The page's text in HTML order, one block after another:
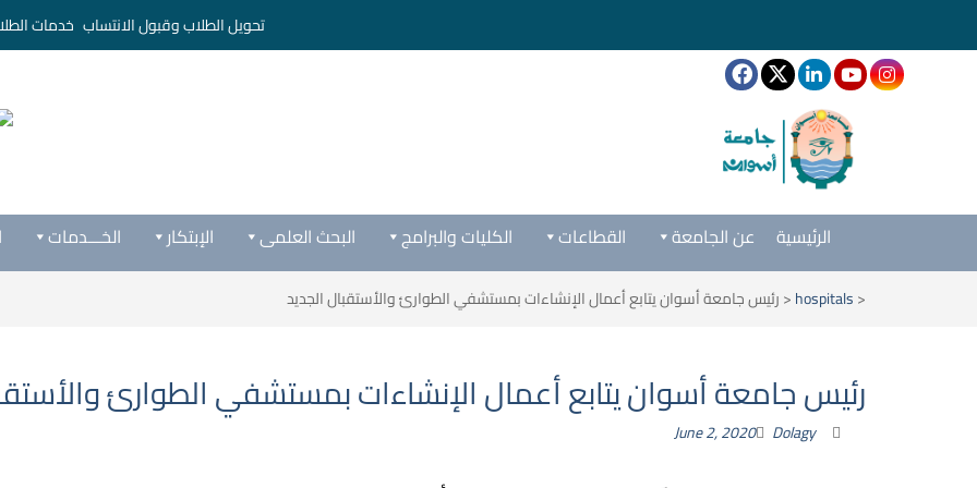
تحويل الطلاب وقبول الانتساب خدمات
الخـــدمات الإبتكار البحث العلمى الكليات والبرامج القطاعات عن الجامعة الرئيسية
<
hospitals
<رئيس جامعة أسوان يتابع أعمال الإنشاءات بمستشفي الطوارئ والأستقبال الجديد
رئيس جامعة أسوان يتابع أعمال الإنشاءات بمستشفي الطوارئ
June 2, 2020 Dolagy